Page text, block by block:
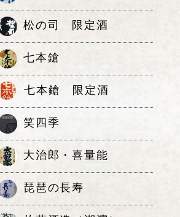
松の司 限定酒
七本鎗
七本鎗 限定酒
笑四季
大治郎・喜量能
琵琶の長寿